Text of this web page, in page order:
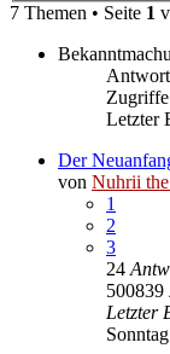
7 Themen • Seite 1
Zugriffe
Letzter
Der
von Nuhrii
1
2
3
24
500839
Letzter